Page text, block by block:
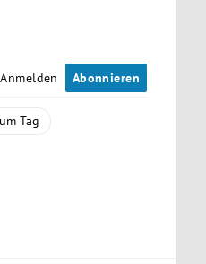
Anmelden Abonnieren
Tag